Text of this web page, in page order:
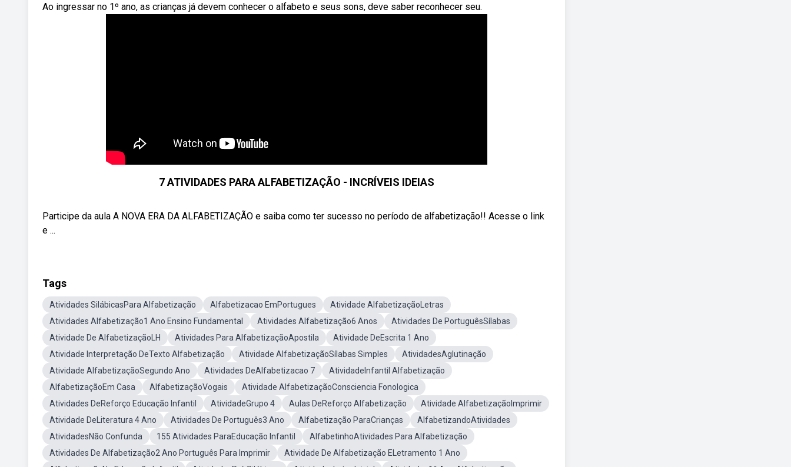
Ao ingressar no 1º ano, as crianças já devem conhecer o alfabeto e seus sons, deve saber reconhecer seu.
7 ATIVIDADES PARA ALFABETIZAÇÃO - INCRÍVEIS IDEIAS
Participe da aula A NOVA ERA DA ALFABETIZAÇÃO e saiba como ter sucesso no período de alfabetização!! Acesse o link
e ...
Tags
Atividades SilábicasPara Alfabetização Alfabetizacao EmPortugues
Atividade AlfabetizaçãoLetras
Atividades Alfabetização1 Ano Ensino Fundamental
Atividades Alfabetização6 Anos
Atividades De PortuguêsSílabas
Atividade De AlfabetizaçãoLH
Atividades Para AlfabetizaçãoApostila
Atividade DeEscrita 1 Ano
Atividade Interpretação DeTexto Alfabetização
Atividade AlfabetizaçãoSílabas Simples
AtividadesAglutinação
Atividade AlfabetizaçãoSegundo Ano
Atividades DeAlfabetizacao 7
AtividadeInfantil Alfabetização
AlfabetizaçãoEm Casa
AlfabetizaçãoVogais
Atividade AlfabetizaçãoConsciencia Fonologica
Atividades DeReforço Educação Infantil
AtividadeGrupo 4 Aulas DeReforço Alfabetização
Atividade AlfabetizaçãoImprimir
Atividade DeLiteratura 4 Ano
Atividades De Português3 Ano Alfabetização ParaCrianças
AlfabetizandoAtividades
AtividadesNão Confunda
155 Atividades ParaEducação Infantil
AlfabetinhoAtividades Para Alfabetização
Atividades De Alfabetização2 Ano Português Para Imprimir
Atividade De Alfabetização ELetramento 1 Ano